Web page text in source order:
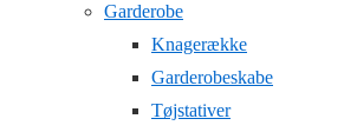
Garderobe
Knagerække
Garderobeskabe
Tøjstativer